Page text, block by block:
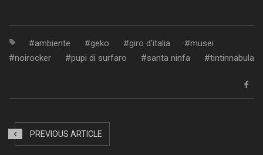
ambiente geko giro d'italia
musei
noirocker
pupi di surfaro santa ninfa tintinnabula
PREVIOUS ARTICLE